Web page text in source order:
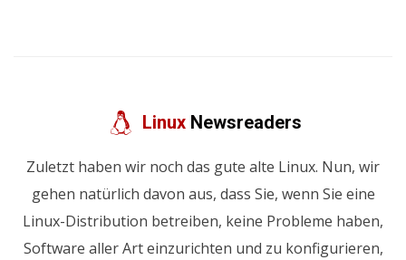
Linux Newsreaders
Zuletzt haben wir noch das gute alte Linux. Nun, wir
gehen natürlich davon aus, dass Sie, wenn Sie eine
Linux-Distribution betreiben, keine Probleme haben,
Software aller Art einzurichten und zu konfigurieren,